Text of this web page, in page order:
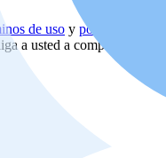
de uso y política de
a usted a comprar o